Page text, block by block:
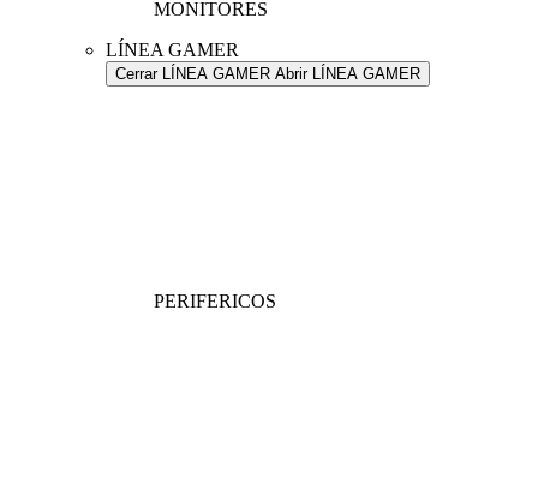
MONITORES
LÍNEA GAMER
Cerrar LÍNEA GAMER Abrir LÍNEA GAMER
PERIFERICOS